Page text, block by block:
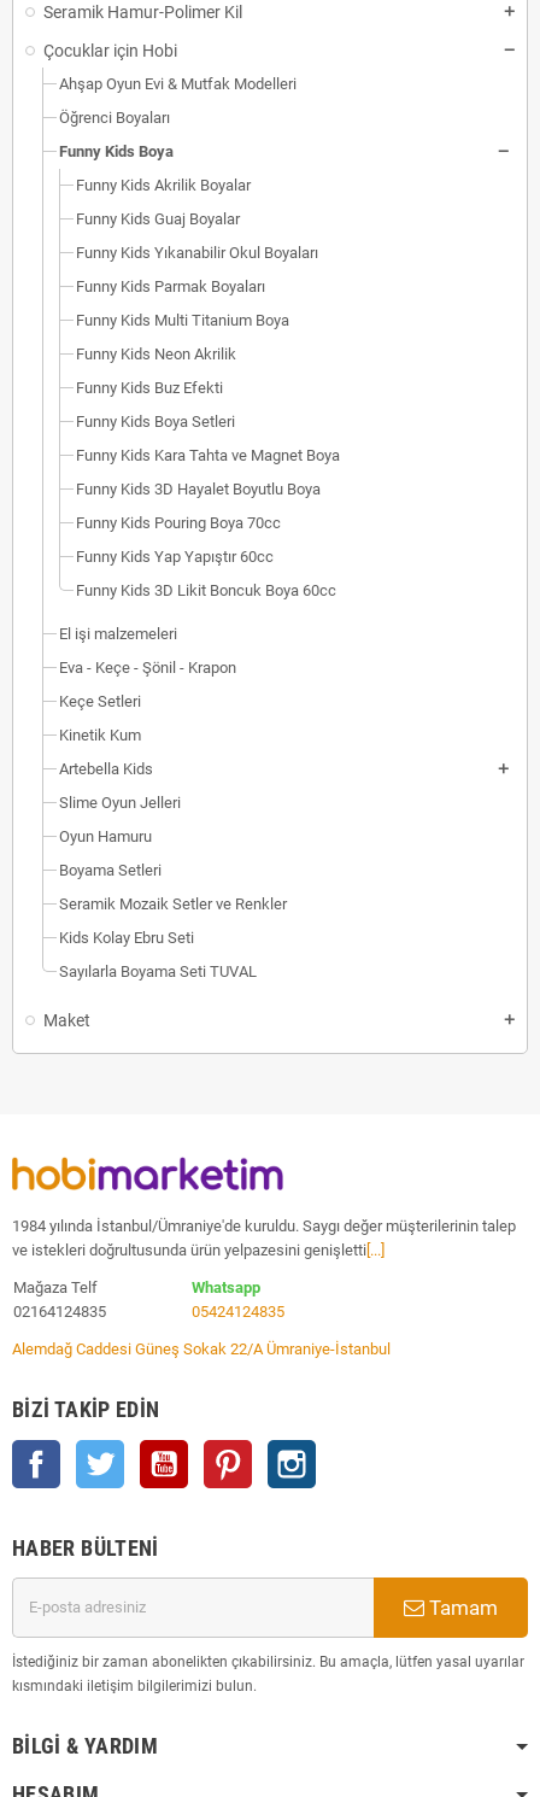
Seramik Hamur-Polimer Kil
Çocuklar için Hobi
Ahşap Oyun Evi & Mutfak Modelleri
Öğrenci Boyaları
Funny Kids Boya
Funny Kids Akrilik Boyalar
Funny Kids Guaj Boyalar
Funny Kids Yıkanabilir Okul Boyaları
Funny Kids Parmak Boyaları
Funny Kids Multi Titanium Boya
Funny Kids Neon Akrilik
Funny Kids Buz Efekti
Funny Kids Boya Setleri
Funny Kids Kara Tahta ve Magnet Boya
Funny Kids 3D Hayalet Boyutlu Boya
Funny Kids Pouring Boya 70cc
Funny Kids Yap Yapıştır 60cc
Funny Kids 3D Likit Boncuk Boya 60cc
El işi malzemeleri
Eva - Keçe - Şönil - Krapon
Keçe Setleri
Kinetik Kum
Artebella Kids
Slime Oyun Jelleri
Oyun Hamuru
Boyama Setleri
Seramik Mozaik Setler ve Renkler
Kids Kolay Ebru Seti
Sayılarla Boyama Seti TUVAL
Maket
1984 yılında İstanbul/Ümraniye'de kuruldu. Saygı değer müşterilerinin talep
ve istekleri doğrultusunda ürün yelpazesini genişletti [...]
Mağaza Telf
02164124835
Whatsapp
05424124835
Alemdağ Caddesi Güneş Sokak 22/A Ümraniye-İstanbul
BIZI TAKIP EDIN
Facebook Twitter YouTube Pinterest
HABER BÜLTENI
Tamam
İstediğiniz bir zaman abonelikten çıkabilirsiniz. Bu amaçla, lütfen yasal uyarılar
kısmındaki iletişim bilgilerimizi bulun.
BILGI & YARDIM